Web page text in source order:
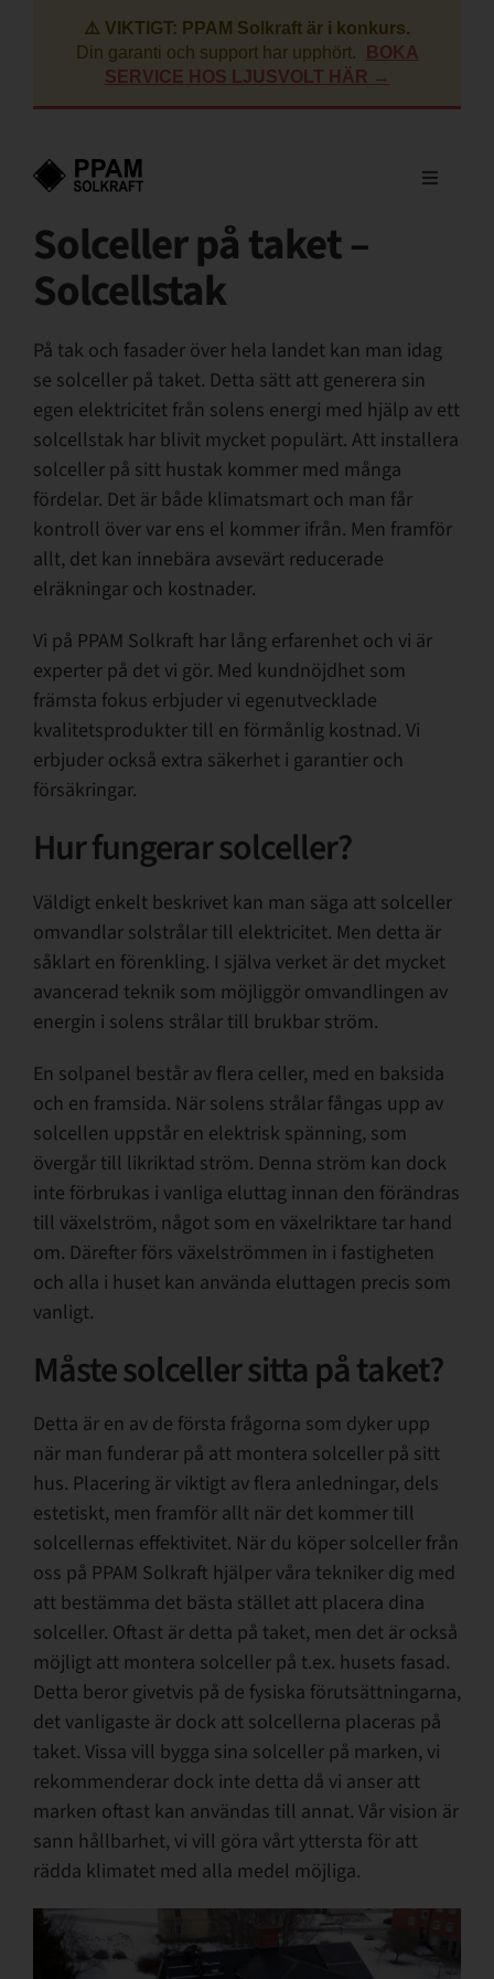
⚠️ VIKTIGT: PPAM Solkraft är i konkurs.
Din garanti och support har upphört.
BOKA
SERVICE HOS LJUSVOLT HÄR →
Toggle
Villa
BRF
Lantbruk
Support
Solceller på taket –
Solcellstak
På tak och fasader över hela landet kan man idag
se solceller på taket. Detta sätt att generera sin
egen elektricitet från solens energi med hjälp av ett
solcellstak har blivit mycket populärt. Att installera
solceller på sitt hustak kommer med många
fördelar. Det är både klimatsmart och man får
kontroll över var ens el kommer ifrån. Men framför
allt, det kan innebära avsevärt reducerade
elräkningar och kostnader.
Vi på PPAM Solkraft har lång erfarenhet och vi är
experter på det vi gör. Med kundnöjdhet som
främsta fokus erbjuder vi egenutvecklade
kvalitetsprodukter till en förmånlig kostnad. Vi
erbjuder också extra säkerhet i garantier och
försäkringar.
Hur fungerar solceller?
Väldigt enkelt beskrivet kan man säga att solceller
omvandlar solstrålar till elektricitet. Men detta är
såklart en förenkling. I själva verket är det mycket
avancerad teknik som möjliggör omvandlingen av
energin i solens strålar till brukbar ström.
En solpanel består av flera celler, med en baksida
och en framsida. När solens strålar fångas upp av
solcellen uppstår en elektrisk spänning, som
övergår till likriktad ström. Denna ström kan dock
inte förbrukas i vanliga eluttag innan den förändras
till växelström, något som en växelriktare tar hand
om. Därefter förs växelströmmen in i fastigheten
och alla i huset kan använda eluttagen precis som
vanligt.
Måste solceller sitta på taket?
Detta är en av de första frågorna som dyker upp
när man funderar på att montera solceller på sitt
hus. Placering är viktigt av flera anledningar, dels
estetiskt, men framför allt när det kommer till
solcellernas effektivitet. När du köper solceller från
oss på PPAM Solkraft hjälper våra tekniker dig med
att bestämma det bästa stället att placera dina
solceller. Oftast är detta på taket, men det är också
möjligt att montera solceller på t.ex. husets fasad.
Detta beror givetvis på de fysiska förutsättningarna,
det vanligaste är dock att solcellerna placeras på
taket. Vissa vill bygga sina solceller på marken, vi
rekommenderar dock inte detta då vi anser att
marken oftast kan användas till annat. Vår vision är
sann hållbarhet, vi vill göra vårt yttersta för att
rädda klimatet med alla medel möjliga.
Videospelare